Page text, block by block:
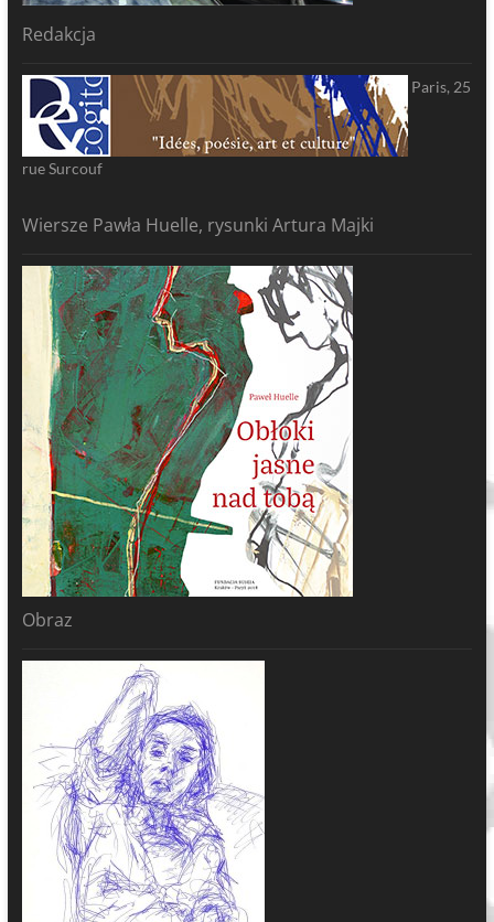
Redakcja
Paris, 25
rue Surcouf
Wiersze Pawła Huelle, rysunki Artura Majki
Obraz